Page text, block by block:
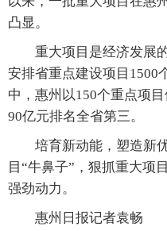
凸显。
重大项目是经济发展的
安排省重点建设项目1500
中，惠州以150个重点项
90亿元排名全省第三。
培育新动能，塑造新优
目“牛鼻子”，狠抓重大项
强劲动力。
惠州日报记者袁畅